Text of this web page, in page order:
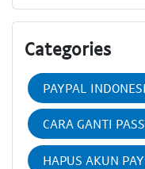
Categories
PAYPAL
CARA GANTI
HAPUS AKUN